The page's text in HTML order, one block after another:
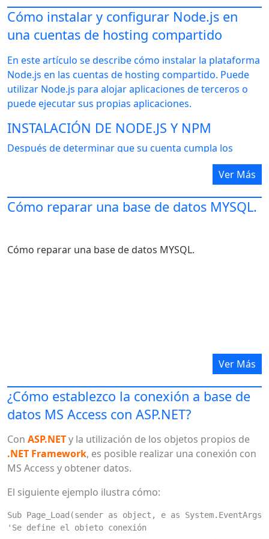
ALTER TABLE muestra ADD INDEX (numero);
Una vez establecido este índice, la próxima vez que
número 4, el servicio irá directamente a él utilizando el
índice y devolverá la información mucho más rápido.
Este es sólo un ejemplo muy básico. Para bases de
datos más grandes, la diferencia en el tiempo de carga
puede ser significativa. La indexación de la base de
datos puede reducir drásticamente el tiempo de carga
Hay otra consulta que puedes utilizar para aumentar la
velocidad de carga de tu base de datos:
# cagefsctl -M
Cómo instalar y configurar Node.js en
una cuentas de hosting compartido
En este artículo se describe cómo instalar la plataforma
Node.js en las cuentas de hosting compartido. Puede
utilizar Node.js para alojar aplicaciones de terceros o
puede ejecutar sus propias aplicaciones.
INSTALACIÓN DE NODE.JS Y NPM
Después de determinar que su cuenta cumpla los
requisitos previos de instalación, puede descargar e
Ingrese a su cuenta a través de SSH .
versión de los siguientes comandos para que
coincida con la versión que ha descargado.
siguiente comando:
más convenientenodejs nombre, escriba el
siguiente comando:
Para instalarnodey NPM binarios, escriba los
siguientes comandos:
mkdir ~/bin
Ver Más
Cómo reparar una base de datos MYSQL.
Cómo reparar una base de datos MYSQL.
Ver Más
¿Cómo establezco la conexión a base de
datos MS Access con ASP.NET?
Con ASP.NETy la utilización de los objetos propios de
.NET Framework, es posible realizar una conexión con
MS Access y obtener datos.
El siguiente ejemplo ilustra cómo:
Sub Page_Load(sender as object, e as System.EventArgs)
'Se define el objeto conexión